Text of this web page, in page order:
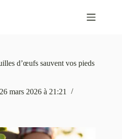
d’œufs sauvent vos pieds
26 mars 2026 à 21:21